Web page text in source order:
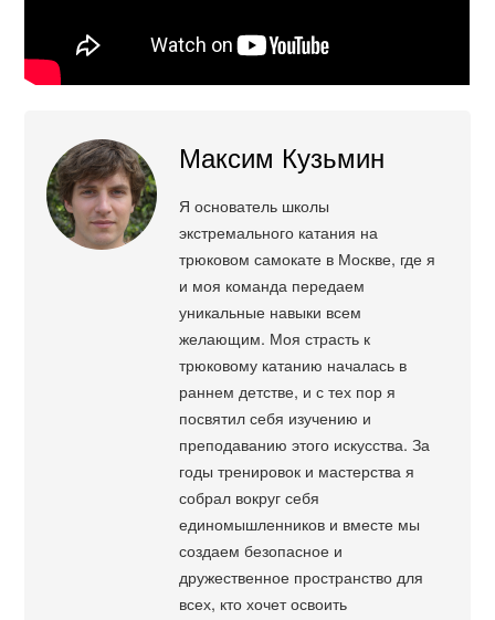
Максим Кузьмин
Я основатель школы
экстремального катания на
трюковом самокате в Москве, где я
и моя команда передаем
уникальные навыки всем
желающим. Моя страсть к
трюковому катанию началась в
раннем детстве, и с тех пор я
посвятил себя изучению и
преподаванию этого искусства. За
годы тренировок и мастерства я
собрал вокруг себя
единомышленников и вместе мы
создаем безопасное и
дружественное пространство для
всех, кто хочет освоить